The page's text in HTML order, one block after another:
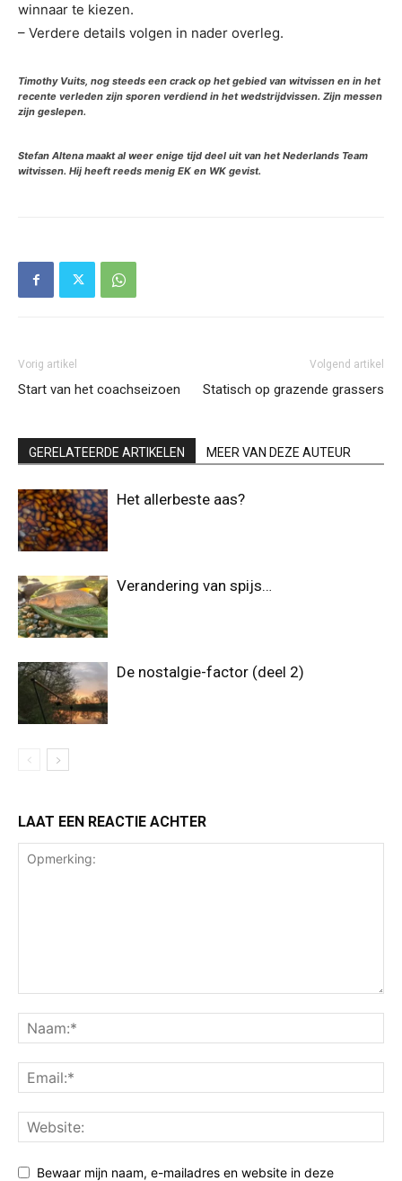
winnaar te kiezen.
– Verdere details volgen in nader overleg.
Timothy Vuits, nog steeds een crack op het gebied van witvissen en in het
recente verleden zijn sporen verdiend in het wedstrijdvissen. Zijn messen
zijn geslepen.
Stefan Altena maakt al weer enige tijd deel uit van het Nederlands Team
witvissen. Hij heeft reeds menig EK en WK gevist.
Vorig artikel
Start van het coachseizoen
Volgend artikel
Statisch op grazende grassers
GERELATEERDE ARTIKELEN MEER VAN DEZE AUTEUR
Het allerbeste aas?
Verandering van spijs…
De nostalgie-factor (deel 2)
LAAT EEN REACTIE ACHTER
Bewaar mijn naam, e-mailadres en website in deze